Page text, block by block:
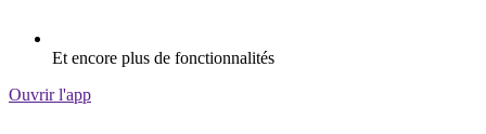
Et encore plus de fonctionnalités
Ouvrir l'app